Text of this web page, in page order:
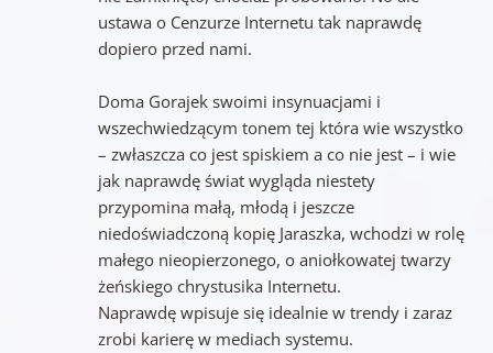
ustawa o Cenzurze Internetu tak naprawdę
dopiero przed nami.
Doma Gorajek swoimi insynuacjami i
wszechwiedzącym tonem tej która wie wszystko
– zwłaszcza co jest spiskiem a co nie jest – i wie
jak naprawdę świat wygląda niestety
przypomina małą, młodą i jeszcze
niedoświadczoną kopię Jaraszka, wchodzi w rolę
małego nieopierzonego, o aniołkowatej twarzy
żeńskiego chrystusika Internetu.
Naprawdę wpisuje się idealnie w trendy i zaraz
zrobi karierę w mediach systemu.